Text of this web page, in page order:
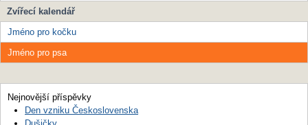
Zvířecí kalendář
Jméno pro kočku
Jméno pro psa
Nejnovější příspěvky
Den vzniku Československa